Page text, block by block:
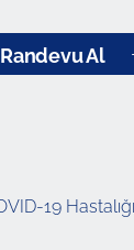
Randevu Al